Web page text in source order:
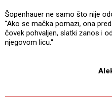
Šopenhauer ne samo što nije
"Ako se mačka pomazi, ona
čovek pohvaljen, slatki zanos i
njegovom licu."